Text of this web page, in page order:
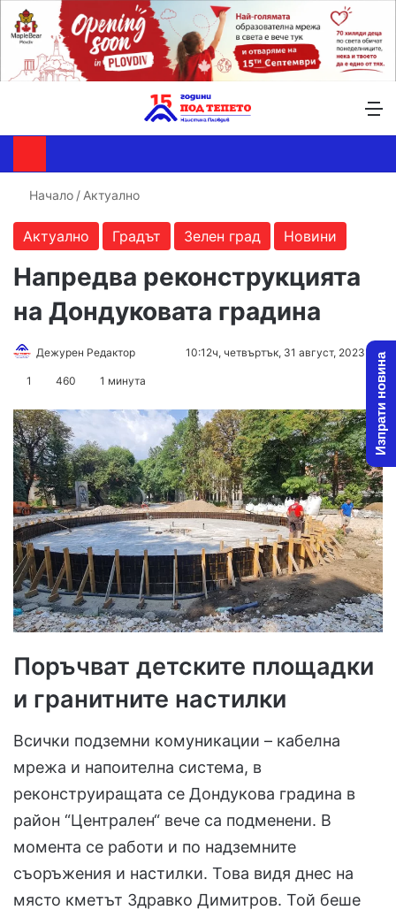
Начало / Актуално
Актуално Градът Зелен град Новини
Напредва реконструкцията
на Дондуковата градина
Дежурен Редактор
Send10:12ч, четвъртък, 31 август, 2023
1 460 1 минута
Поръчват детските площадки
и гранитните настилки
Всички подземни комуникации – кабелна
мрежа и напоителна система, в
реконструиращата се Дондукова градина в
район “Централен“ вече са подменени. В
момента се работи и по надземните
съоръжения и настилки. Това видя днес на
място кметът Здравко Димитров. Той беше
Изпрати новина